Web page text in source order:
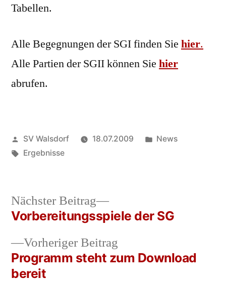
Tabellen.
Alle Begegnungen der SGI finden Sie hier.
Alle Partien der SGII können Sie hier
abrufen.
Veröffentlicht
von
SV Walsdorf 18.07.2009
Veröffentlicht
News
Schlagwörter:
Ergebnisse
Beitrags-
Navigation
Vorheriger Beitrag
Beitrag:
Programm steht zum Download
bereit
Nächster Beitrag
Nächster
Beitrag:
Vorbereitungsspiele der SG